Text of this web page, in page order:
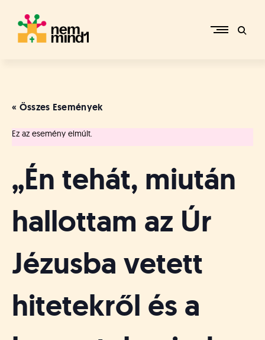
content
p
r
R
f
o
m
á
u
s
o
« Összes Események
Ez az esemény elmúlt.
„Én tehát, miután
hallottam az Úr
Jézusba vetett
hitetekről és a